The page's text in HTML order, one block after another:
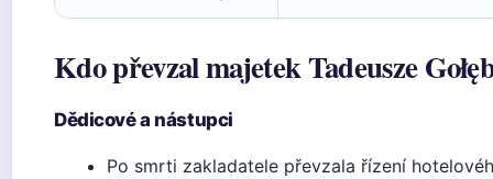
Kdo převzal majetek Tadeusze
Dědicové a nástupci
Po smrti zakladatele převzala řízení